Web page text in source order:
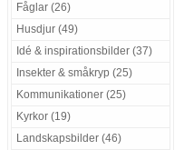
Fåglar (26)
Husdjur (49)
Idé & inspirationsbilder (37)
Insekter & småkryp (25)
Kommunikationer (25)
Kyrkor (19)
Landskapsbilder (46)